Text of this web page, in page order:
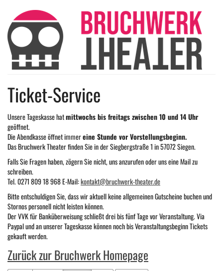
Haupt-
Inhalt
springen
Bruchwerk
Theater
gUG
Ticket-Service
Unsere Tageskasse hatmittwochs bis freitags zwischen 10 und 14 Uhr
geöffnet.
Die Abendkasse öffnet immereine Stunde vor Vorstellungsbeginn.
Das Bruchwerk Theater finden Sie in der Siegbergstraße 1 in 57072 Siegen.
Falls Sie Fragen haben, zögern Sie nicht, uns anzurufen oder uns eine Mail zu
schreiben.
Tel. 0271 809 18 968 E-Mail:kontakt@bruchwerk-theater.de
Bitte entschuldigen Sie, dass wir aktuell keine allgemeinen Gutscheine buchen und
Stornos personell nicht leisten können.
Der VVK für Banküberweisung schließt drei bis fünf Tage vor Veranstaltung. Via
Paypal und an unserer Tageskasse können noch bis Veranstaltungsbeginn Tickets
gekauft werden.
Zurück zur Bruchwerk Homepage